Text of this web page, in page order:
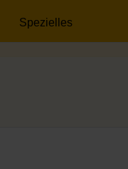
Spezielles